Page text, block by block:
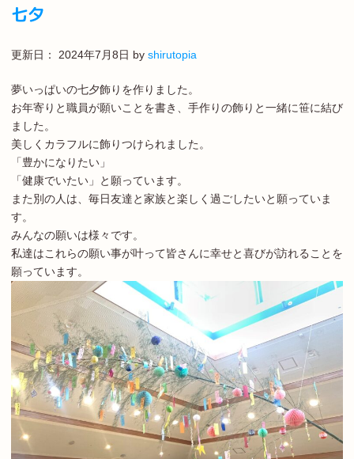
七夕
更新日： 2024年7月8日 by shirutopia
夢いっぱいの七夕飾りを作りました。
お年寄りと職員が願いことを書き、手作りの飾りと一緒に笹に結び
ました。
美しくカラフルに飾りつけられました。
「豊かになりたい」
「健康でいたい」と願っています。
また別の人は、毎日友達と家族と楽しく過ごしたいと願っていま
す。
みんなの願いは様々です。
私達はこれらの願い事が叶って皆さんに幸せと喜びが訪れることを
願っています。